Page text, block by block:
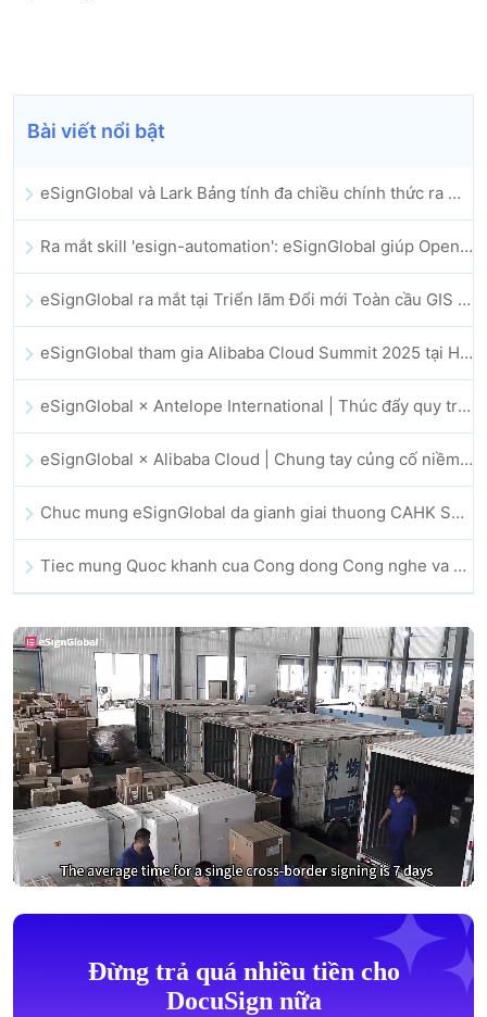
Bài viết nổi bật
eSignGlobal và Lark Bảng tính đa chiều chính thức ra mắt: Tự động hóa toàn bộ quy trình ký kết và lưu trữ hợp đồng điện tử
Ra mắt skill 'esign-automation': eSignGlobal giúp OpenClaw triển khai chữ ký điện tử tự động
eSignGlobal ra mắt tại Triển lãm Đổi mới Toàn cầu GIS 2025
eSignGlobal tham gia Alibaba Cloud Summit 2025 tại Hong Kong, thúc đẩy đổi mới đám mây do AI dẫn dắt và niềm tin số
eSignGlobal × Antelope International | Thúc đẩy quy trình làm việc số an toàn và vận hành bởi AI
eSignGlobal × Alibaba Cloud | Chung tay củng cố niềm tin số toàn cầu cho lĩnh vực fintech
Chuc mung eSignGlobal da gianh giai thuong CAHK STAR Award 2025
Tiec mung Quoc khanh cua Cong dong Cong nghe va Doi moi sang tao Hong Kong
Đừng trả quá nhiều tiền cho
DocuSign nữa